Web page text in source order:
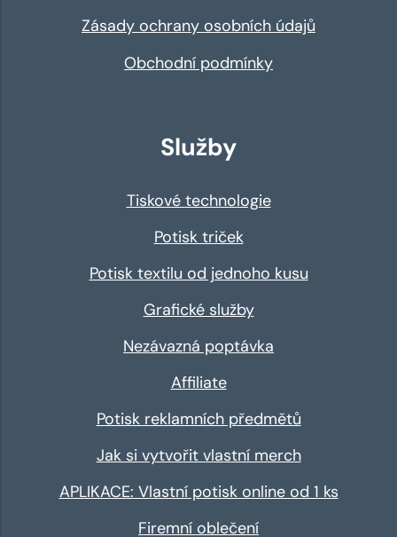
Zásady ochrany osobních údajů
Obchodní podmínky
Služby
Tiskové technologie
Potisk triček
Potisk textilu od jednoho kusu
Grafické služby
Nezávazná poptávka
Affiliate
Potisk reklamních předmětů
Jak si vytvořit vlastní merch
APLIKACE: Vlastní potisk online od 1 ks
Firemní oblečení